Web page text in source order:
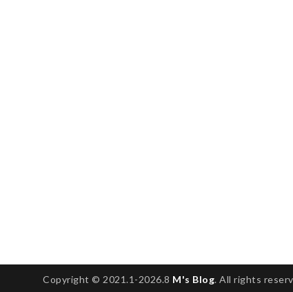
Copyright © 2021.1-2026.8 M's Blog. All rights